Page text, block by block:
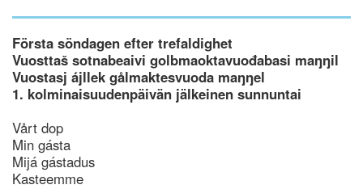
Första söndagen efter trefaldighet
Vuosttaš sotnabeaivi golbmaoktavuođabasi maŋŋil
Vuostasj ájllek gålmaktesvuoda maŋŋel
1. kolminaisuudenpäivän jälkeinen sunnuntai
Vårt dop
Min gásta
Mijá gástadus
Kasteemme